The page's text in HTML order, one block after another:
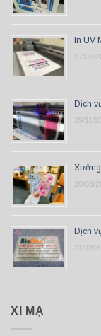
In UV
07/07/
Dịch
29/11/
20/03/
Dịch
11/03/
XI MẠ